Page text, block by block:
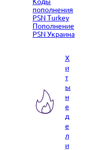
пополнения
PSN Turkey
Пополнение
PSN Украина
Х
и
т
ы
н
е
д
е
л
и